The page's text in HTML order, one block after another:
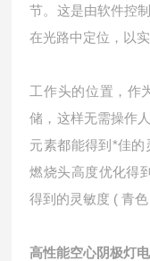
节。这是由软件控
在光路中定位，以
工作头的位置，作
储，这样无需操作
元素都能得到*佳
燃烧头高度优化得
得到的灵敏度 ( 青色
高性能空心阴极灯